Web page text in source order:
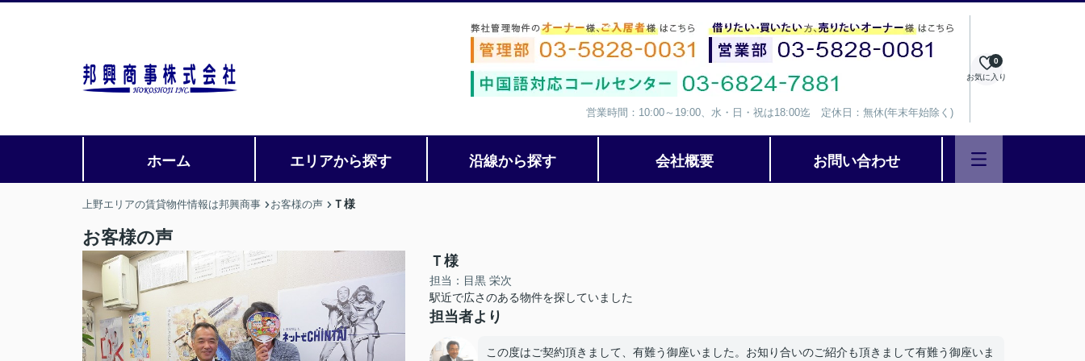
営業時間：10:00～19:00、水・日・祝は18:00迄 定休日：無休(年末年始除く)
お気に入り
0
ホーム エリアから探す 沿線から探す 会社概要 お問い合わせ
上野エリアの賃貸物件情報は邦興商事 お客様の声 Ｔ様
お客様の声
Ｔ様
担当：目黒 栄次
駅近で広さのある物件を探していました
担当者より
この度はご契約頂きまして、有難う御座いました。お知り合いのご紹介も頂きまして有難う御座いま